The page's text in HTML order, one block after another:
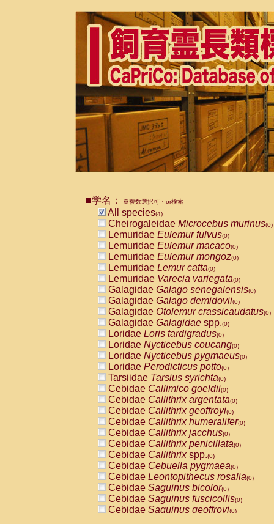
■学名： ※複数選択可・or検索
All species(4)
Cheirogaleidae Microcebus murinus(0)
Lemuridae Eulemur fulvus(0)
Lemuridae Eulemur macaco(0)
Lemuridae Eulemur mongoz(0)
Lemuridae Lemur catta(0)
Lemuridae Varecia variegata(0)
Galagidae Galago senegalensis(0)
Galagidae Galago demidovii(0)
Galagidae Otolemur crassicaudatus(0)
Galagidae Galagidae spp.(0)
Loridae Loris tardigradus(0)
Loridae Nycticebus coucang(0)
Loridae Nycticebus pygmaeus(0)
Loridae Perodicticus potto(0)
Tarsiidae Tarsius syrichta(0)
Cebidae Callimico goeldii(0)
Cebidae Callithrix argentata(0)
Cebidae Callithrix geoffroyi(0)
Cebidae Callithrix humeralifer(0)
Cebidae Callithrix jacchus(0)
Cebidae Callithrix penicillata(0)
Cebidae Callithrixspp.(0)
Cebidae Cebuella pygmaea(0)
Cebidae Leontopithecus rosalia(0)
Cebidae Saguinus bicolor(0)
Cebidae Saguinus fuscicollis(0)
Cebidae Saguinus geoffroyi(0)